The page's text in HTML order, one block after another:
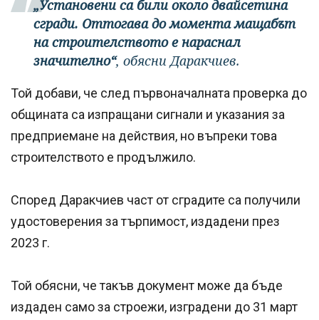
„Установени са били около двайсетина
сгради. Оттогава до момента мащабът
на строителството е нараснал
значително“, обясни Даракчиев.
Той добави, че след първоначалната проверка до
общината са изпращани сигнали и указания за
предприемане на действия, но въпреки това
строителството е продължило.
Според Даракчиев част от сградите са получили
удостоверения за търпимост, издадени през
2023 г.
Той обясни, че такъв документ може да бъде
издаден само за строежи, изградени до 31 март